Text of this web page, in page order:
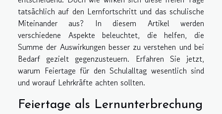
tatsächlich auf den Lernfortschritt und das schulische
Miteinander aus? In diesem Artikel werden
verschiedene Aspekte beleuchtet, die helfen, die
Summe der Auswirkungen besser zu verstehen und bei
Bedarf gezielt gegenzusteuern. Erfahren Sie jetzt,
warum Feiertage für den Schulalltag wesentlich sind
und worauf Lehrkräfte achten sollten.
Feiertage als Lernunterbrechung